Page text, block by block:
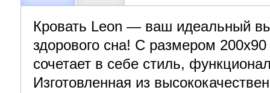
Кровать Leon — ваш идеальный
здорового сна! С размером 200х90
сочетает в себе стиль,
Изготовленная из